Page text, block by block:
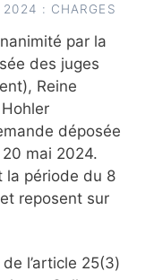
2024 : CHARGES
par la
des juges
Reine
déposée
mai 2024.
la période du 8
reposent sur
l’article 25(3)